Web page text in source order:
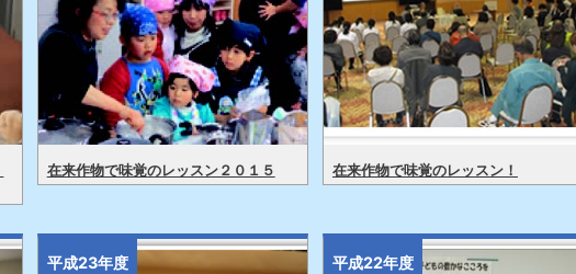
在来作物で味覚のレッスン２０１５ 在来作物で味覚のレッスン！
平成23年度 平成22年度